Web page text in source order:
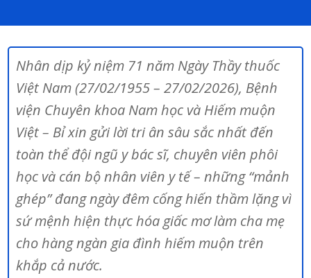
Nhân dịp kỷ niệm 71 năm Ngày Thầy thuốc
Việt Nam (27/02/1955 – 27/02/2026), Bệnh
viện Chuyên khoa Nam học và Hiếm muộn
Việt – Bỉ xin gửi lời tri ân sâu sắc nhất đến
toàn thể đội ngũ y bác sĩ, chuyên viên phôi
học và cán bộ nhân viên y tế – những “mảnh
ghép” đang ngày đêm cống hiến thầm lặng vì
sứ mệnh hiện thực hóa giấc mơ làm cha mẹ
cho hàng ngàn gia đình hiếm muộn trên
khắp cả nước.